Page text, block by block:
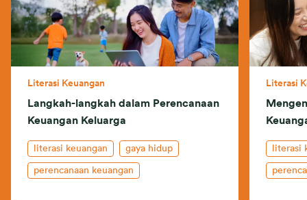
Literasi Keuangan
Langkah-langkah dalam Perencanaan
Keuangan Keluarga
literasi keuangan gaya hidup
perencanaan keuangan
Literasi
literasi